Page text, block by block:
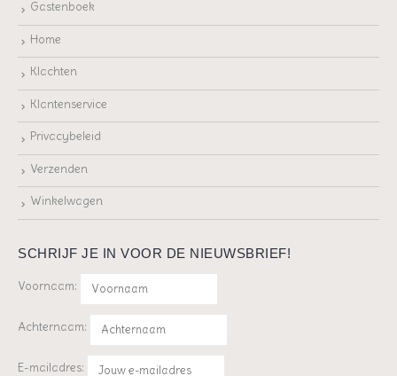
Gastenboek
Home
Klachten
Klantenservice
Privacybeleid
Verzenden
Winkelwagen
SCHRIJF JE IN VOOR DE NIEUWSBRIEF!
Voornaam:
Achternaam:
E-mailadres: